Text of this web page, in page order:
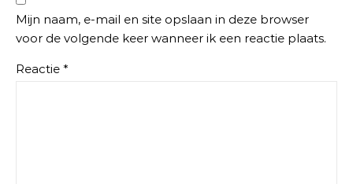
Mijn naam, e-mail en site opslaan in deze browser
voor de volgende keer wanneer ik een reactie plaats.
Reactie *